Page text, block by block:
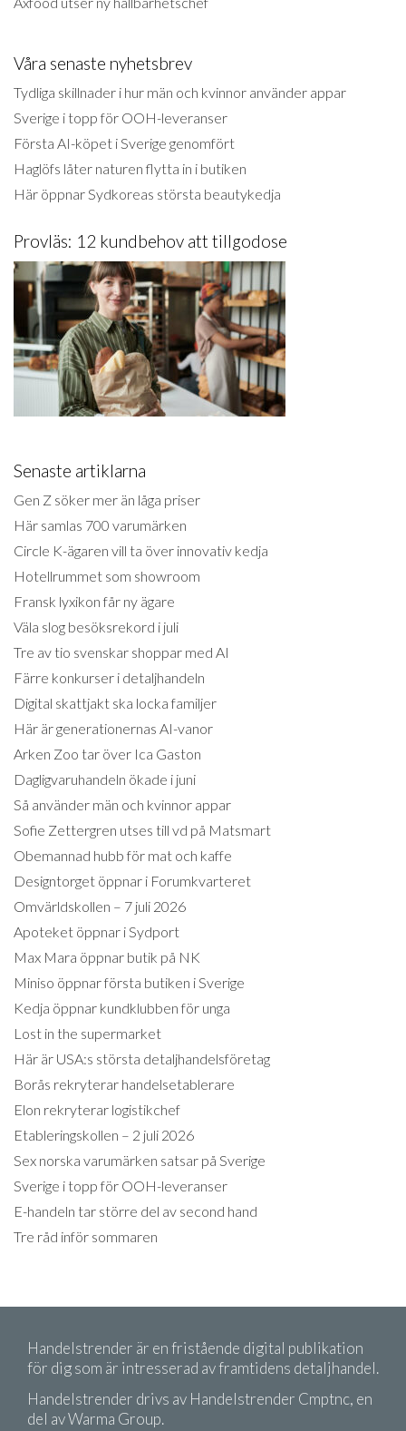
Våra senaste nyhetsbrev
Tydliga skillnader i hur män och kvinnor använder appar
Sverige i topp för OOH-leveranser
Första AI-köpet i Sverige genomfört
Haglöfs låter naturen flytta in i butiken
Här öppnar Sydkoreas största beautykedja
Provläs: 12 kundbehov att tillgodose
Senaste artiklarna
Gen Z söker mer än låga priser
Här samlas 700 varumärken
Circle K-ägaren vill ta över innovativ kedja
Hotellrummet som showroom
Fransk lyxikon får ny ägare
Väla slog besöksrekord i juli
Tre av tio svenskar shoppar med AI
Färre konkurser i detaljhandeln
Digital skattjakt ska locka familjer
Här är generationernas AI-vanor
Arken Zoo tar över Ica Gaston
Dagligvaruhandeln ökade i juni
Så använder män och kvinnor appar
Sofie Zettergren utses till vd på Matsmart
Obemannad hubb för mat och kaffe
Designtorget öppnar i Forumkvarteret
Omvärldskollen – 7 juli 2026
Apoteket öppnar i Sydport
Max Mara öppnar butik på NK
Miniso öppnar första butiken i Sverige
Kedja öppnar kundklubben för unga
Lost in the supermarket
Här är USA:s största detaljhandelsföretag
Borås rekryterar handelsetablerare
Elon rekryterar logistikchef
Etableringskollen – 2 juli 2026
Sex norska varumärken satsar på Sverige
Sverige i topp för OOH-leveranser
E-handeln tar större del av second hand
Tre råd inför sommaren
Handelstrender är en fristående digital publikation
för dig som är intresserad av framtidens detaljhandel.
Handelstrender drivs av Handelstrender Cmptnc, en
del av Warma Group.